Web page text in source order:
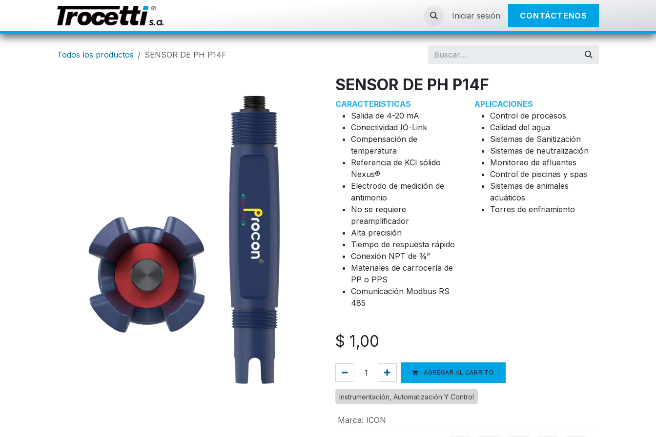
Iniciar sesión CONTÁCTENOS
Todos los productos SENSOR DE PH P14F
SENSOR DE PH P14F
CARACTERISTICAS
Salida de 4-20 mA
Conectividad IO-Link
Compensación de
temperatura
Referencia de KCl sólido
Nexus®
Electrodo de medición de
antimonio
No se requiere
preamplificador
Alta precisión
Tiempo de respuesta rápido
Conexión NPT de ¾”
Materiales de carrocería de
PP o PPS
Comunicación Modbus RS
485
APLICACIONES
Control de procesos
Calidad del agua
Sistemas de Sanitización
Sistemas de neutralización
Monitoreo de efluentes
Control de piscinas y spas
Sistemas de animales
acuáticos
Torres de enfriamiento
$ 1,00
AGREGAR AL CARRITO
Instrumentación, Automatización Y Control
Marca: ICON